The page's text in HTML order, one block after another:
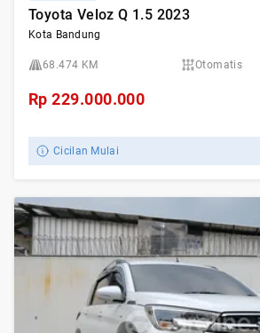
Toyota Veloz Q 1.5 2023
Kota Bandung
68.474 KM Otomatis
Rp229.000.000
Cicilan Mulai